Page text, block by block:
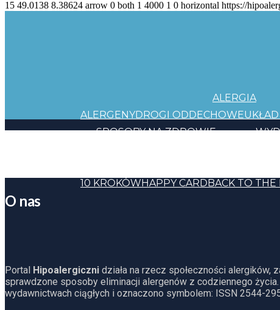
15 49.0138 8.38624 arrow 0 both 1 4000 1 0 horizontal https://
ALERGIA
ALERGENYDROGI ODDECHOWE
SPOSOBY NA ZDROWIE
10 KROKÓWHAPPY CARDBACK TO THE
O nas
Portal Hipoalergiczni działa na rzecz społeczności
sprawdzone sposoby eliminacji alergenów z codziennego
wydawnictwach ciągłych i oznaczono symbolem: ISSN 2544-